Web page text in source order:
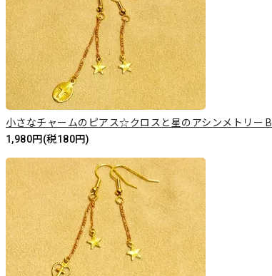
小さなチャームのピアス☆クロスと星のアシンメトリー B
1,980円(税180円)